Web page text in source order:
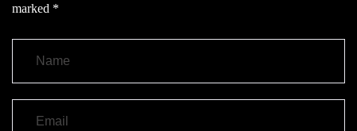
marked *